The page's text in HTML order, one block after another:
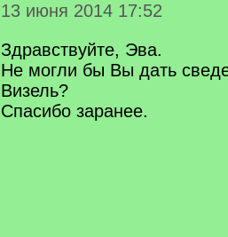
13 июня 2014 17:52
Здравствуйте, Эва.
Не могли бы Вы дать
Визель?
Спасибо заранее.